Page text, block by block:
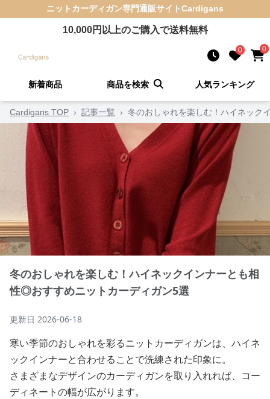
ニットカーディガン専門通販サイトCardigans
10,000円以上のご購入で送料無料
0 0
新着商品 商品を検索 人気ランキング
Cardigans TOP › 記事一覧 › 冬のおしゃれを楽しむ！ハイネック
冬のおしゃれを楽しむ！ハイネックインナーとも相
性◎おすすめニットカーディガン5選
更新日 2026-06-18
寒い季節のおしゃれを彩るニットカーディガンは、ハイネ
ックインナーと合わせることで洗練された印象に。
さまざまなデザインのカーディガンを取り入れれば、コー
ディネートの幅が広がります。